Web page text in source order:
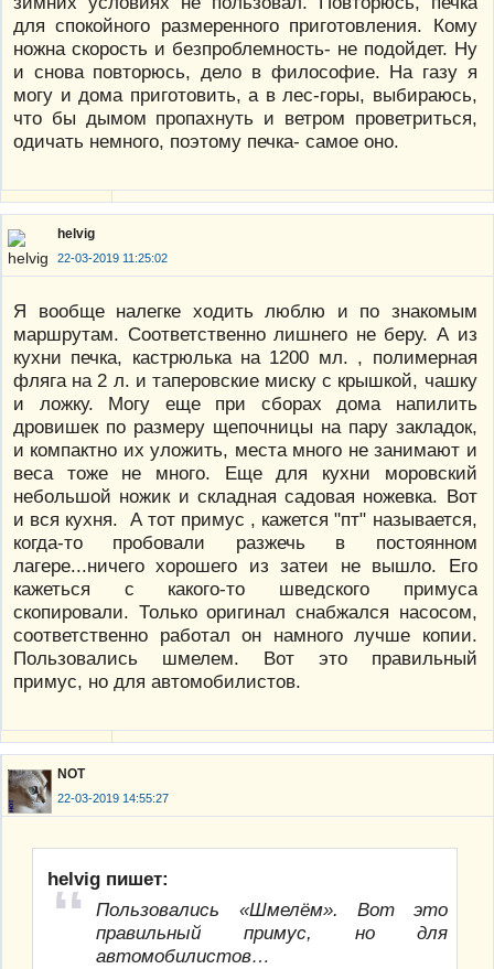
для спокойного размеренного приготовления. Кому
ножна скорость и безпроблемность- не подойдет. Ну
и снова повторюсь, дело в философие. На газу я
могу и дома приготовить, а в лес-горы, выбираюсь,
что бы дымом пропахнуть и ветром проветриться,
одичать немного, поэтому печка- самое оно.
helvig
22-03-2019 11:25:02
Я вообще налегке ходить люблю и по знакомым
маршрутам. Соответственно лишнего не беру. А из
кухни печка, кастрюлька на 1200 мл. , полимерная
фляга на 2 л. и таперовские миску с крышкой, чашку
и ложку. Могу еще при сборах дома напилить
дровишек по размеру щепочницы на пару закладок,
и компактно их уложить, места много не занимают и
веса тоже не много. Еще для кухни моровский
небольшой ножик и складная садовая ножевка. Вот
и вся кухня. А тот примус , кажется "пт" называется,
когда-то пробовали разжечь в постоянном
лагере...ничего хорошего из затеи не вышло. Его
кажеться с какого-то шведского примуса
скопировали. Только оригинал снабжался насосом,
соответственно работал он намного лучше копии.
Пользовались шмелем. Вот это правильный
примус, но для автомобилистов.
NOT
22-03-2019 14:55:27
helvig пишет:
Пользовались «Шмелём». Вот это
правильный примус, но для
автомобилистов…